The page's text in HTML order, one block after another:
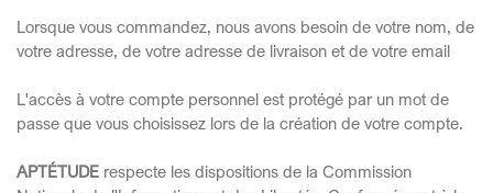
Lorsque vous commandez, nous avons besoin de votre nom, de
votre adresse, de votre adresse de livraison et de votre email
L'accès à votre compte personnel est protégé par un mot de
passe que vous choisissez lors de la création de votre compte.
APTÉTUDE respecte les dispositions de la Commission